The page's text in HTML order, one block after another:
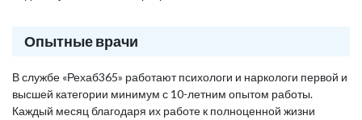
Опытные врачи
В службе «Рехаб365» работают психологи и наркологи первой и
высшей категории минимум с 10-летним опытом работы.
Каждый месяц благодаря их работе к полноценной жизни